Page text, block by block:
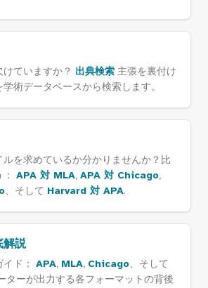
ていますか？ 出典検索 主張を裏付け
術データベースから検索します。
を求めているか分かりませんか？比
APA 対 MLA, APA 対 Chicago,
、そして Harvard 対 APA.
解説
ド： APA, MLA, Chicago、そして
ターが出力する各フォーマットの背後